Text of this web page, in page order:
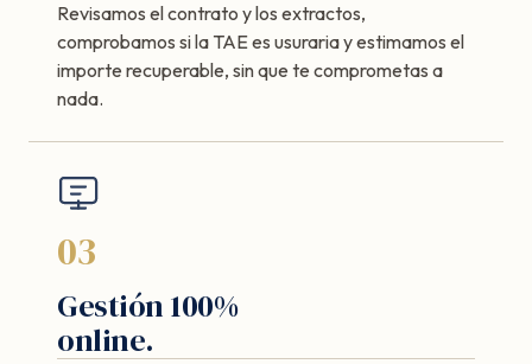
Revisamos el contrato y los extractos,
comprobamos si la TAE es usuraria y estimamos el
importe recuperable, sin que te comprometas a
nada.
03
Gestión 100%
online.